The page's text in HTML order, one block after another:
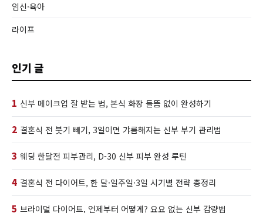
임신·육아
라이프
인기 글
1 신부 메이크업 잘 받는 법, 본식 화장 들뜸 없이 완성하기
2 결혼식 전 붓기 빼기, 3일이면 갸름해지는 신부 부기 관리법
3 웨딩 한달전 피부관리, D-30 신부 피부 완성 루틴
4 결혼식 전 다이어트, 한 달·일주일·3일 시기별 전략 총정리
5 브라이덜 다이어트, 언제부터 어떻게? 요요 없는 신부 감량법